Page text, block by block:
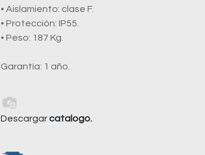
• Aislamiento: clase F.
• Protección: IP55.
• Peso: 187 Kg.
Garantía: 1 año.
Descargarcatalogo.